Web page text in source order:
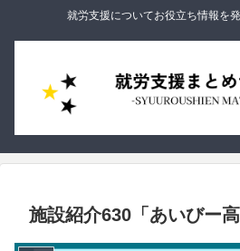
就労支援についてお役立ち情報を
施設紹介630「あいびー高